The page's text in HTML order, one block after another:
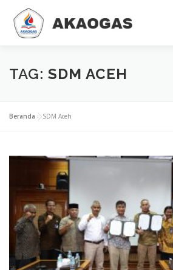
Lompat
konten
TENTANG KAMI TRAINING &
INFORMASI
TAG: SDM ACEH
Beranda »SDM Aceh